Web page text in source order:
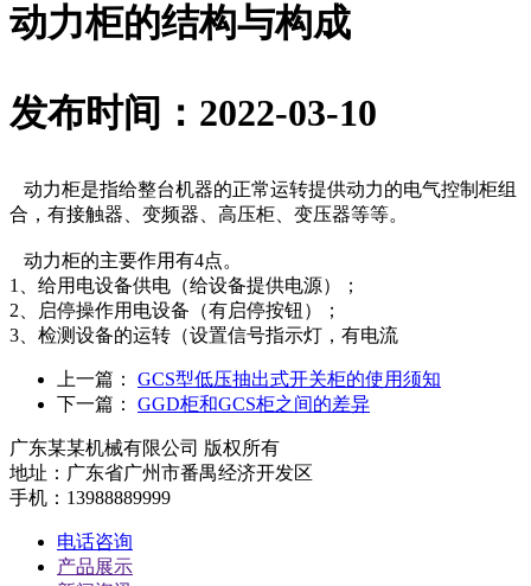
动力柜的结构与构成
发布时间：2022-03-10
动力柜是指给整台机器的正常运转提供动力的电气控制柜组
合，有接触器、变频器、高压柜、变压器等等。
动力柜的主要作用有4点。
1、给用电设备供电（给设备提供电源）；
2、启停操作用电设备（有启停按钮）；
3、检测设备的运转（设置信号指示灯，有电流
上一篇：
GCS型低压抽出式开关柜的使用须知
下一篇：
GGD柜和GCS柜之间的差异
广东某某机械有限公司 版权所有
地址：广东省广州市番禺经济开发区
手机：13988889999
电话咨询
产品展示